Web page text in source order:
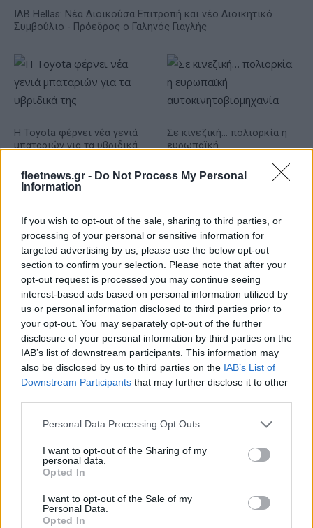
fleetnews.gr - Do Not Process My Personal
Information
If you wish to opt-out of the sale, sharing to third parties, or
processing of your personal or sensitive information for
targeted advertising by us, please use the below opt-out
section to confirm your selection. Please note that after your
opt-out request is processed you may continue seeing
interest-based ads based on personal information utilized by
us or personal information disclosed to third parties prior to
your opt-out. You may separately opt-out of the further
disclosure of your personal information by third parties on the
IAB’s list of downstream participants. This information may
also be disclosed by us to third parties on the IAB’s List of
Downstream Participants that may further disclose it to other
Please note that this website/app uses one or more Google
not limited to your visit or usage behaviour. You may click to
grant or deny consent to Google and its third-party tags to
use your data for below specified purposes in below Google
consent section.
Personal Data Processing Opt Outs
I want to opt-out of the Sharing of my
personal data.
Opted In
I want to opt-out of the Sale of my
Personal Data.
Opted In
IAB Hellas: Νέα Διοικούσα Επιτροπή και νέο Διοικητικό
Συμβούλιο - Πρόεδρος ο Γαληνός Γιαγλής
Η Toyota φέρνει νέα γενιά
μπαταριών για τα υβριδικά
Σε κινεζική… πολιορκία η
ευρωπαϊκή
Νέο Audi A2 e-tron με στόχο την κορυφή της
αποδοτικότητας
Ευρωπαϊκό Κορασίδων:
Ιρλανδία
Γιαννακόπουλος: «Όταν σου
ρίχνουν μια πέτρα, τους
καταστρέφεις» (vid)
ΕΛΣΤΑΤ: Στο 3,4% υποχώρησε ο πληθωρισμός τον Ιούλιο